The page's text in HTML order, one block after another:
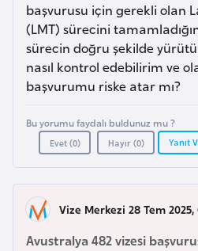
e
İ
ş
l
e
m
l
e
r
başvurusu için gerekli olan
(LMT) sürecini
sürecin doğru şekilde
nasıl kontrol edebilirim ve
başvurumu riske atar mı?
Bu yorumu faydalı buldunuz mu ?
Evet (0) Hayır (0) Yanıt
Vize Merkezi 28 Tem 2025,
Avustralya 482 vizesi
u
r
y
a
A
e
r
b
a